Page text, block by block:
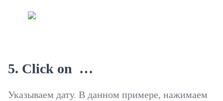
5. Click on …
Указываем дату. В данном примере, нажимаем